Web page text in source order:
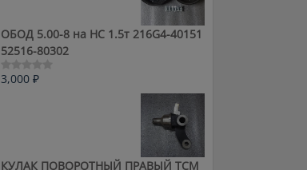
ОБОД 5.00-8 на HC 1.5т 216G4-40151
52516-80302
Оценка
3,000 ₽
КУЛАК ПОВОРОТНЫЙ ПРАВЫЙ ТСМ